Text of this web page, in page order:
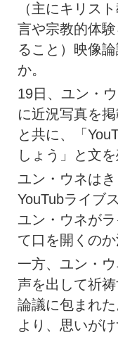
（主にキリス
言や宗教的体
ること）映像
か。
19日、ユン・
に近況写真を
と共に、「
しょう」と文を
ユン・ウネは
YouTubライブ
ユン・ウネが
て口を開くのか
一方、ユン・
声を出して祈
論議に包まれ
より、思いが